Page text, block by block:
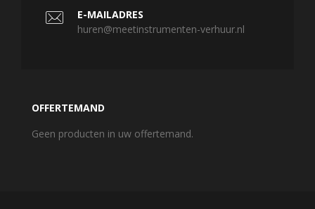
E-MAILADRES
huren@meetinstrumenten-verhuur.nl
OFFERTEMAND
Geen producten in uw offertemand.